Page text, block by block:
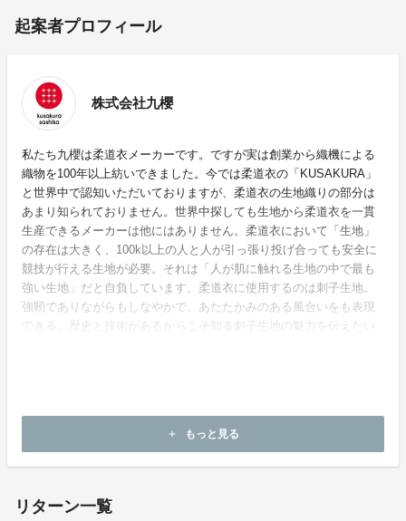
起案者プロフィール
株式会社九櫻
私たち九櫻は柔道衣メーカーです。ですが実は創業から織機による
織物を100年以上紡いできました。今では柔道衣の「KUSAKURA」
と世界中で認知いただいておりますが、柔道衣の生地織りの部分は
あまり知られておりません。世界中探しても生地から柔道衣を一貫
生産できるメーカーは他にはありません。柔道衣において「生地」
の存在は大きく、100k以上の人と人が引っ張り投げ合っても安全に
競技が行える生地が必要。それは「人が肌に触れる生地の中で最も
強い生地」だと自負しています。柔道衣に使用するのは刺子生地。
強靭でありながらもしなやかで、あたたかみのある風合いをも表現
できる。歴史と技術があるからこそ知る刺子生地の魅力を伝えたい
add もっと見る
リターン一覧